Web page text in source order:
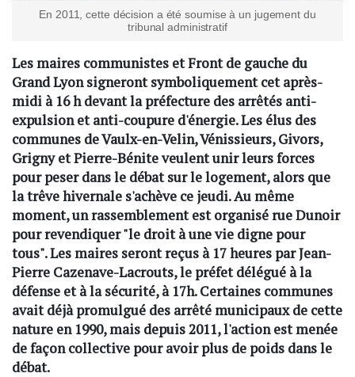
En 2011, cette décision a été soumise à un jugement du
tribunal administratif
Les maires communistes et Front de gauche du
Grand Lyon signeront symboliquement cet après-
midi à 16 h devant la préfecture des arrêtés anti-
expulsion et anti-coupure d'énergie. Les élus des
communes de Vaulx-en-Velin, Vénissieurs, Givors,
Grigny et Pierre-Bénite veulent unir leurs forces
pour peser dans le débat sur le logement, alors que
la trêve hivernale s'achève ce jeudi. Au même
moment, un rassemblement est organisé rue Dunoir
pour revendiquer "le droit à une vie digne pour
tous". Les maires seront reçus à 17 heures par Jean-
Pierre Cazenave-Lacrouts, le préfet délégué à la
défense et à la sécurité, à 17h. Certaines communes
avait déjà promulgué des arrêté municipaux de cette
nature en 1990, mais depuis 2011, l'action est menée
de façon collective pour avoir plus de poids dans le
débat.